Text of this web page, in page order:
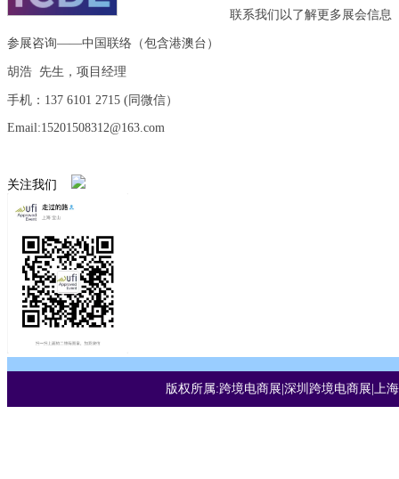
联系我们以了解更多展会信息
参展咨询——中国联络（包含港澳台）
胡浩 先生，项目经理
手机：137 6101 2715 (同微信）
Email:15201508312@163.com
关注我们
版权所属:跨境电商展|深圳跨境电商展|上